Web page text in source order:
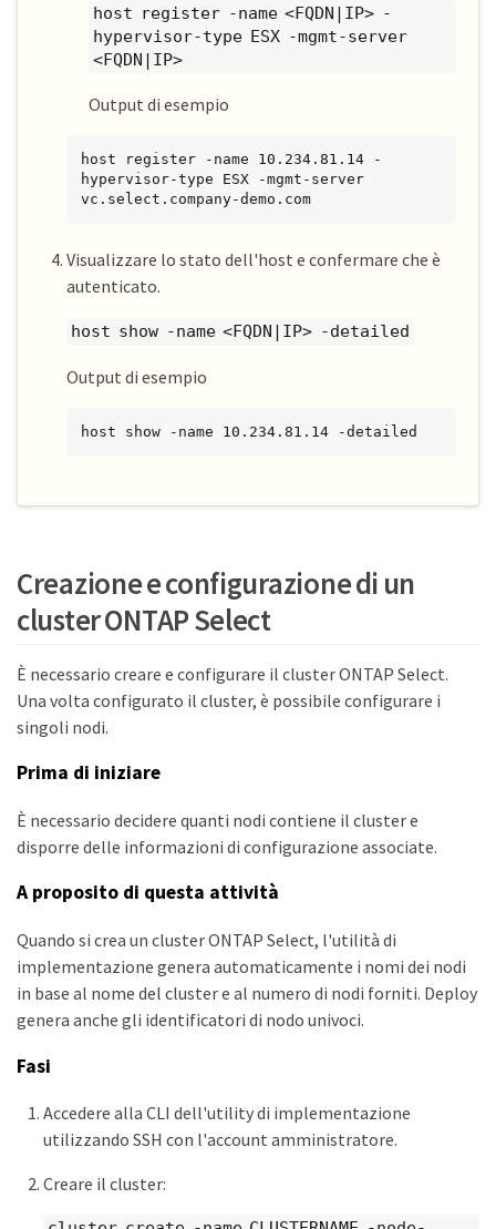
host register -name <FQDN|IP> -
hypervisor-type ESX -mgmt-server
<FQDN|IP>
Output di esempio
host register -name 10.234.81.14 -
hypervisor-type ESX -mgmt-server
vc.select.company-demo.com
Visualizzare lo stato dell'host e confermare che è
autenticato.
host show -name <FQDN|IP> -detailed
Output di esempio
host show -name 10.234.81.14 -detailed
Creazione e configurazione di un
cluster ONTAP Select
È necessario creare e configurare il cluster ONTAP Select.
Una volta configurato il cluster, è possibile configurare i
singoli nodi.
Prima di iniziare
È necessario decidere quanti nodi contiene il cluster e
disporre delle informazioni di configurazione associate.
A proposito di questa attività
Quando si crea un cluster ONTAP Select, l'utilità di
implementazione genera automaticamente i nomi dei nodi
in base al nome del cluster e al numero di nodi forniti. Deploy
genera anche gli identificatori di nodo univoci.
Fasi
Accedere alla CLI dell'utility di implementazione
utilizzando SSH con l'account amministratore.
Creare il cluster: